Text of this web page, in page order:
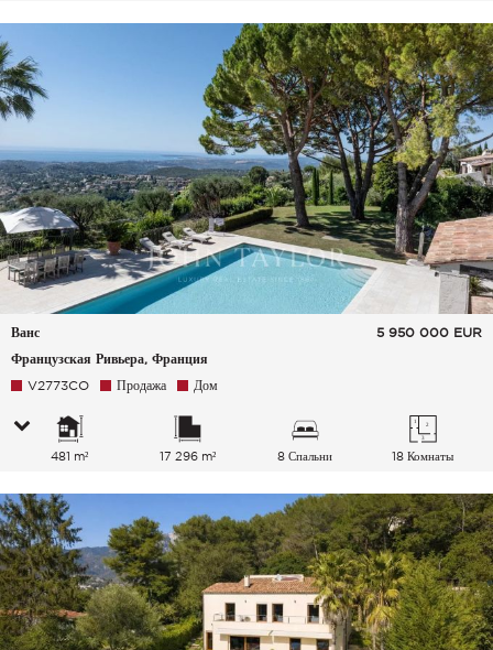
Ванс
Французская Ривьера, Франция
5 950 000 EUR
V2773CO Продажа Дом
481 m² 17 296 m² 8 Спальни 18 Комнаты